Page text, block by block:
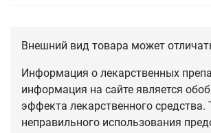
Внешний вид товара может
Информация о лекарственных
информация на сайте является
эффекта лекарственного
неправильного использования